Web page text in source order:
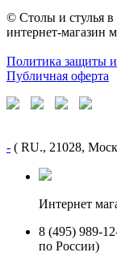
© Столы и стулья
интернет-магазин
Политика защиты
Публичная оферта
- ( RU., 21028,
Интернет
8 (495) 989-
по России)